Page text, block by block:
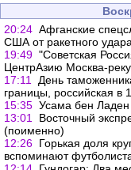
20:24 Афганские
США от ракетного удара
19:49 "Советская
ЦентрАзию Москва-
17:11
День
границы, российская в
15:35 Усама бен
13:01
Восточный
(поименно)
12:26 Горькая доля
вспоминают